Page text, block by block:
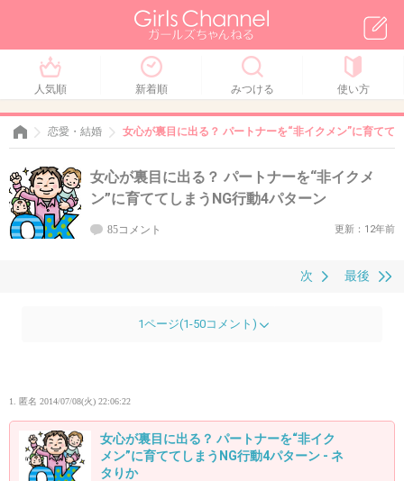
人気順 新着順 みつける 使い方
恋愛・結婚 女心が裏目に出る？ パートナーを“非イクメン”に育てて
女心が裏目に出る？ パートナーを“非イクメ
ン”に育ててしまうNG行動4パターン
85コメント 更新：12年前
最後
次
1ページ(1-50コメント)
1. 匿名 2014/07/08(火) 22:06:22
女心が裏目に出る？ パートナーを“非イク
メン”に育ててしまうNG行動4パターン - ネ
タりか